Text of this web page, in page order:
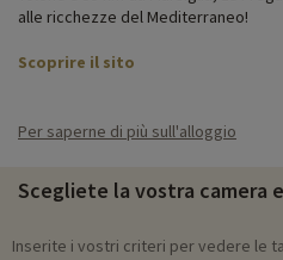
alle ricchezze del Mediterraneo!
Scoprire il sito
strutture, tra cui un ristorante,
Tutte le 100 camere, ville o
mozzafiato sul Mediterraneo, sul
Per saperne di più sull'alloggio
Scegliete la vostra camera
Inserite i vostri criteri per vedere le